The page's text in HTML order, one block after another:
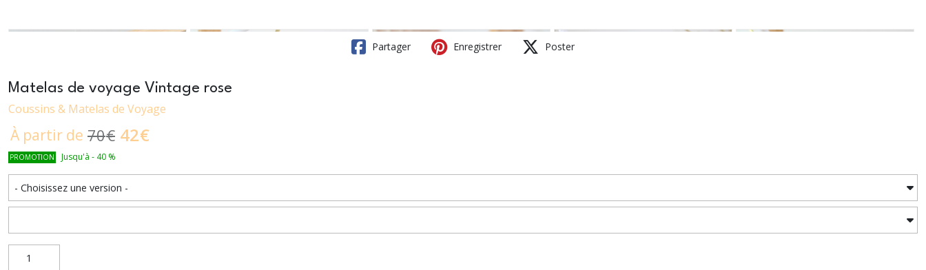
Partager Enregistrer Poster
Matelas de voyage Vintage rose
Coussins & Matelas de Voyage
À partir de 70€ 42€
PROMOTION Jusqu'à - 40 %